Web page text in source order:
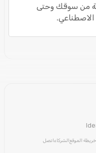
من سوقك وحتى
الاصطناعي.
خريطة الموقعالشركاءاتصل